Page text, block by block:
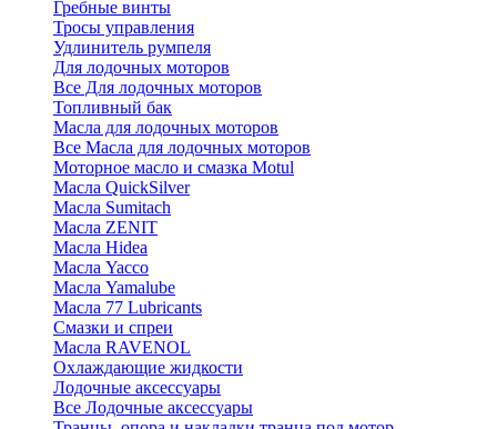
Гребные винты
Тросы управления
Удлинитель румпеля
Для лодочных моторов
Все Для лодочных моторов
Топливный бак
Масла для лодочных моторов
Все Масла для лодочных моторов
Моторное масло и смазка Motul
Масла QuickSilver
Масла Sumitach
Масла ZENIT
Масла Hidea
Масла Yacco
Масла Yamalube
Масла 77 Lubricants
Смазки и спреи
Масла RAVENOL
Охлаждающие жидкости
Лодочные аксессуары
Все Лодочные аксессуары